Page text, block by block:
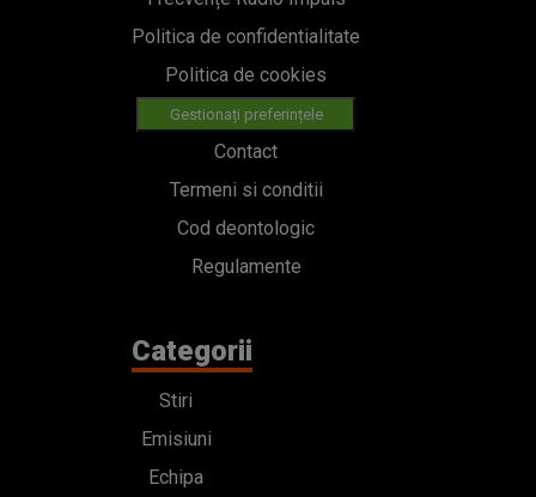
Politica de confidentialitate
Politica de cookies
Gestionați preferințele
Contact
Termeni si conditii
Cod deontologic
Regulamente
Categorii
Stiri
Emisiuni
Echipa